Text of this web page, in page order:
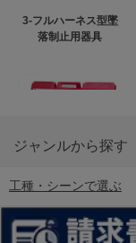
3-フルハーネス型墜
落制止用器具
6-矢印板/LED矢印板
ジャンルから探す
工種・シーンで選ぶ